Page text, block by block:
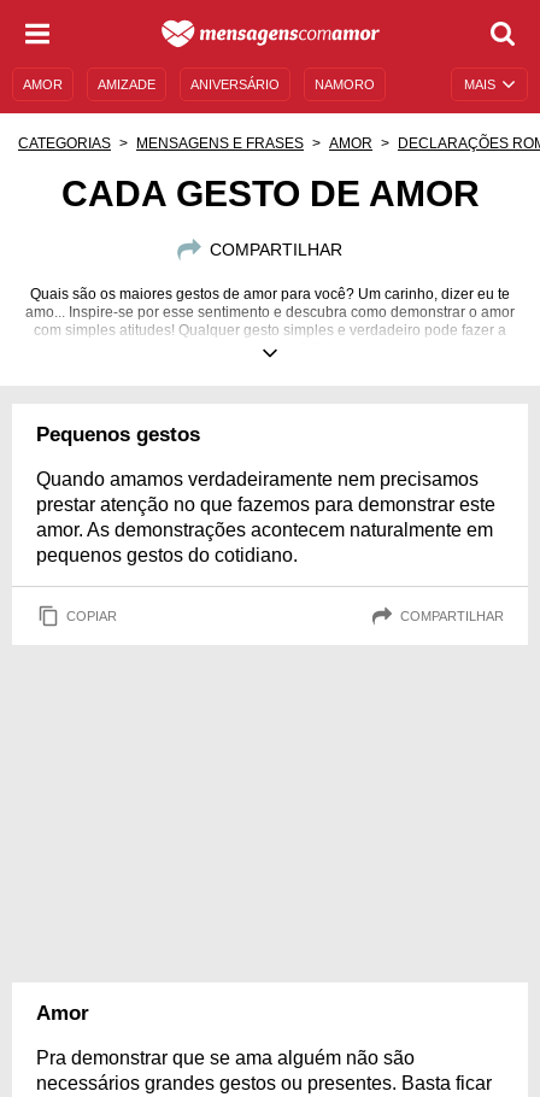
MAIS
AMOR AMIZADE ANIVERSÁRIO NAMORO
CATEGORIAS MENSAGENS E FRASES AMOR DECLARAÇÕES
CADA GESTO DE AMOR
COMPARTILHAR
Quais são os maiores gestos de amor para você? Um carinho, dizer eu te
amo... Inspire-se por esse sentimento e descubra como demonstrar o amor
com simples atitudes! Qualquer gesto simples e verdadeiro pode fazer a
outra pessoa feliz!
Pequenos gestos
Quando amamos verdadeiramente nem precisamos
prestar atenção no que fazemos para demonstrar este
amor. As demonstrações acontecem naturalmente em
pequenos gestos do cotidiano.
COPIAR COMPARTILHAR
Amor
Pra demonstrar que se ama alguém não são
necessários grandes gestos ou presentes. Basta ficar